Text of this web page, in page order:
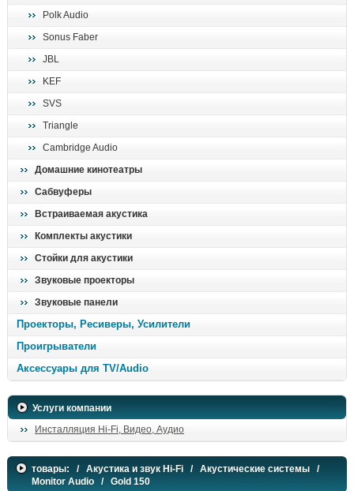
Polk Audio
Sonus Faber
JBL
KEF
SVS
Triangle
Cambridge Audio
Домашние кинотеатры
Сабвуферы
Встраиваемая акустика
Комплекты акустики
Стойки для акустики
Звуковые проекторы
Звуковые панели
Проекторы, Ресиверы, Усилители
Проигрыватели
Аксессуары для TV/Audio
Услуги компании
Инсталляция Hi-Fi, Видео, Аудио
товары: / Акустика и звук Hi-Fi / Акустические системы /
Monitor Audio / Gold 150